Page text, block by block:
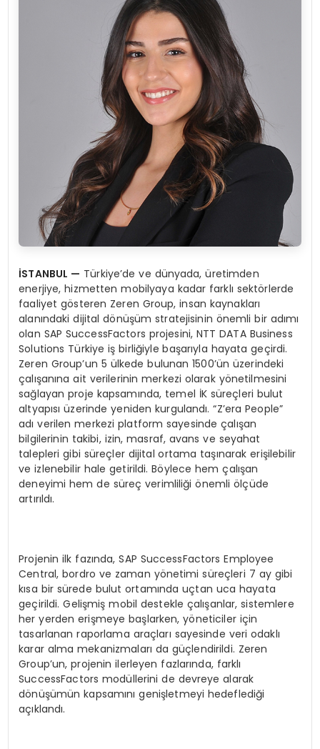
İSTANBUL — Türkiye’de ve dünyada, üretimden
enerjiye, hizmetten mobilyaya kadar farklı sektörlerde
faaliyet gösteren Zeren Group, insan kaynakları
alanındaki dijital dönüşüm stratejisinin önemli bir adımı
olan SAP SuccessFactors projesini, NTT DATA Business
Solutions Türkiye iş birliğiyle başarıyla hayata geçirdi.
Zeren Group’un 5 ülkede bulunan 1500’ün üzerindeki
çalışanına ait verilerinin merkezi olarak yönetilmesini
sağlayan proje kapsamında, temel İK süreçleri bulut
altyapısı üzerinde yeniden kurgulandı. “Z’era People”
adı verilen merkezi platform sayesinde çalışan
bilgilerinin takibi, izin, masraf, avans ve seyahat
talepleri gibi süreçler dijital ortama taşınarak erişilebilir
ve izlenebilir hale getirildi. Böylece hem çalışan
deneyimi hem de süreç verimliliği önemli ölçüde
artırıldı.
Projenin ilk fazında, SAP SuccessFactors Employee
Central, bordro ve zaman yönetimi süreçleri 7 ay gibi
kısa bir sürede bulut ortamında uçtan uca hayata
geçirildi. Gelişmiş mobil destekle çalışanlar, sistemlere
her yerden erişmeye başlarken, yöneticiler için
tasarlanan raporlama araçları sayesinde veri odaklı
karar alma mekanizmaları da güçlendirildi. Zeren
Group’un, projenin ilerleyen fazlarında, farklı
SuccessFactors modüllerini de devreye alarak
dönüşümün kapsamını genişletmeyi hedeflediği
açıklandı.